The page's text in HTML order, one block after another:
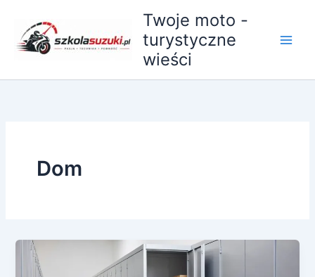
treści
Twoje moto -
turystyczne
wieści
Dom